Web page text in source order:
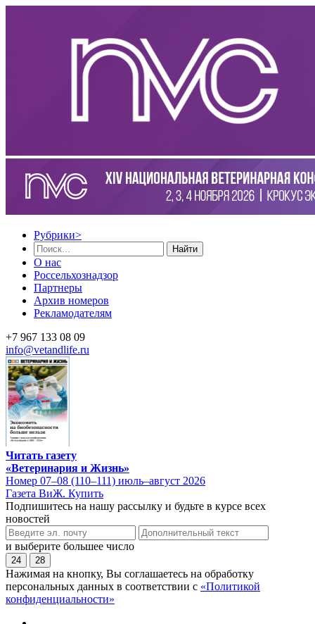
Рубрики>
Найти
О нас
Россельхознадзор
Партнеры
Архив номеров
Рекламодателям
+7 967 133 08 09
info@vetandlife.ru
Читать газету
«Ветеринария и Жизнь»
Номер 07–08 (110–111) июль–август 2026
Газета ВиЖ. Купить
Подпишитесь на нашу рассылку и будьте в курсе всех
новостей
и выберите большее число
24 28
Нажимая на кнопку, Вы соглашаетесь на обработку
персональных данных в соответствии с «Политикой
конфиденциальности»